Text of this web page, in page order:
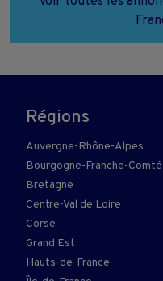
Régions
Auvergne-Rhône-Alpes
Bourgogne-Franche-Comté
Bretagne
Centre-Val de Loire
Corse
Grand Est
Hauts-de-France